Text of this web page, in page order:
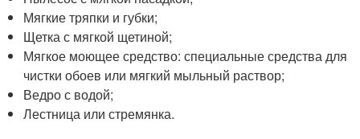
Мягкие тряпки и губки;
Щетка с мягкой щетиной;
Мягкое моющее средство: специальные средства для
чистки обоев или мягкий мыльный раствор;
Ведро с водой;
Лестница или стремянка.